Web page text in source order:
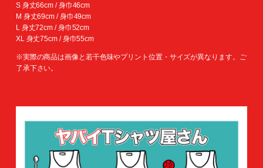
S 身丈66cm / 身巾46cm
M 身丈69cm / 身巾49cm
L 身丈72cm / 身巾52cm
XL 身丈75cm / 身巾55cm
※実際の商品は画像と若干色味やプリント位置・サイズが異なります。ご
了承下さい。